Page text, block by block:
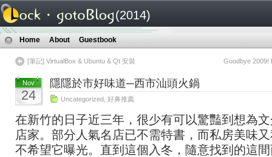
(2014)
Home About Guestbook
[筆記] VirtualBox & Ubuntu & Qt 安裝 Goodbye 2009!
Nov
24
隱隱於市好味道─西市汕頭火鍋
Uncategorized 好鼻推薦
在新竹的日子近三年，很少有可以驚豔到想為
店家。部分人氣名店已不需特書，而私房美味
不希望它曝光。直到這個入冬，隨意找到的這